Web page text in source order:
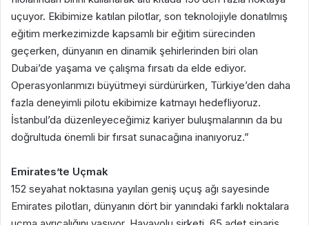
uçuyor. Ekibimize katılan pilotlar, son teknolojiyle donatılmış
eğitim merkezimizde kapsamlı bir eğitim sürecinden
geçerken, dünyanın en dinamik şehirlerinden biri olan
Dubai’de yaşama ve çalışma fırsatı da elde ediyor.
Operasyonlarımızı büyütmeyi sürdürürken, Türkiye’den daha
fazla deneyimli pilotu ekibimize katmayı hedefliyoruz.
İstanbul’da düzenleyeceğimiz kariyer buluşmalarının da bu
doğrultuda önemli bir fırsat sunacağına inanıyoruz.”
Emirates’te Uçmak
152 seyahat noktasına yayılan geniş uçuş ağı sayesinde
Emirates pilotları, dünyanın dört bir yanındaki farklı noktalara